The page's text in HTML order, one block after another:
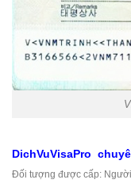
DichVuVisaPro
Đối tượng được cấp: